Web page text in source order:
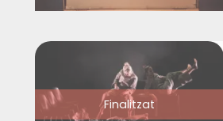
Finalitzat